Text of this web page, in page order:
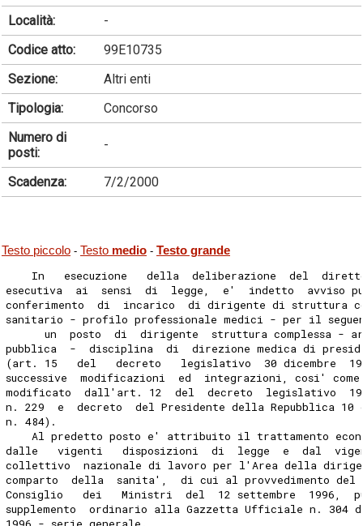
Località:
-
Codice atto:
99E10735
Sezione:
Altri enti
Tipologia:
Concorso
Numero di
posti:
-
Scadenza: 7/2/2000
Testo piccolo - Testo medio - Testo grande
In   esecuzione   della  deliberazione  del
esecutiva  ai  sensi  di  legge,  e'  indetto  avviso
conferimento  di  incarico  di dirigente di struttura
sanitario - profilo professionale medici - per il
un  posto  di  dirigente  struttura complessa -
pubblica  -  disciplina  di  direzione medica di
(art. 15   del   decreto   legislativo  30 dicembre
successive  modificazioni  ed  integrazioni, cosi'
modificato  dall'art. 12  del  decreto  legislativo  19
n. 229  e  decreto  del Presidente della Repubblica 10
n. 484).
Al predetto posto e' attribuito il trattamento
dalle   vigenti   disposizioni  di  legge  e  dal
collettivo  nazionale di lavoro per l'Area della
comparto  della  sanita',  di cui al provvedimento del
Consiglio   dei   Ministri  del  12 settembre  1996,
supplemento  ordinario alla Gazzetta Ufficiale n. 304